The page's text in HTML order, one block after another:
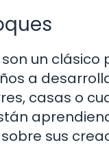
un
a
casas o
sus